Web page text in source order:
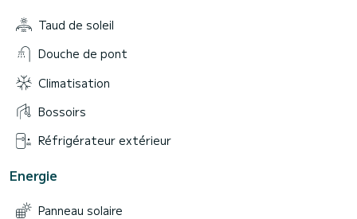
Taud de soleil
Douche de pont
Climatisation
Bossoirs
Réfrigérateur extérieur
Energie
Panneau solaire